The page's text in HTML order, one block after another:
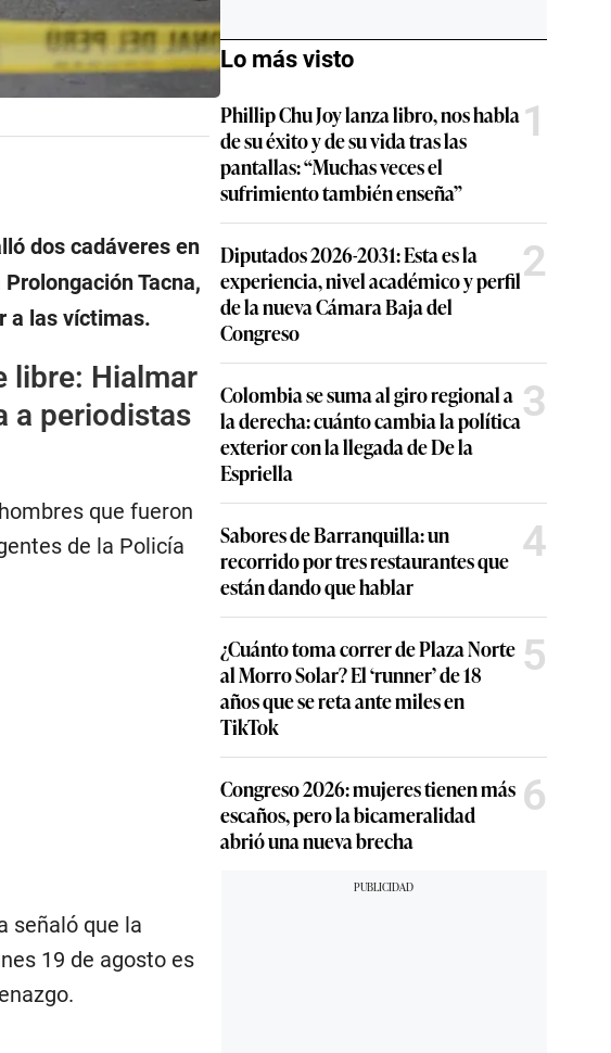
dos cadáveres en
Tacna,
a las víctimas.
libre: Hialmar
a periodistas
que fueron
de la Policía
señaló que la
19 de agosto es
Lo más visto
Phillip Chu Joy lanza libro, nos habla
de su éxito y de su vida tras las
pantallas: “Muchas veces el
sufrimiento también enseña”
1
Diputados 2026-2031: Esta es la
experiencia, nivel académico y perfil
de la nueva Cámara Baja del
Congreso
2
Colombia se suma al giro regional a
la derecha: cuánto cambia la política
exterior con la llegada de De la
Espriella
3
Sabores de Barranquilla: un
recorrido por tres restaurantes que
están dando que hablar
4
¿Cuánto toma correr de Plaza Norte
al Morro Solar? El ‘runner’ de 18
años que se reta ante miles en
TikTok
5
Congreso 2026: mujeres tienen más
escaños, pero la bicameralidad
abrió una nueva brecha
6